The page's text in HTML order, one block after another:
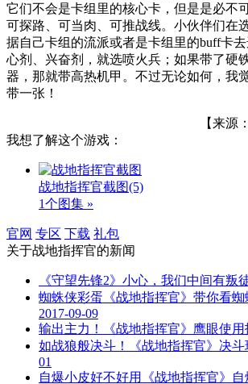
它们不会是卡组里的核心卡，但是是必不
可探路、可当肉、可推战线。小伙伴们在
据自己卡组的流派或者是卡组里的buff卡
心剂、兴奋剂，就选喷火兵；如果带了硬
器，那就带高热机甲。不过无论如何，我
带一张！
【来源
我想了解这个游戏：
战地指挥官截图(5)
1个图集 »
官网 专区 下载 礼包
关于战地指挥官的新闻
《守望先锋2》小心，我们中间有叛
蜘蛛侠彩蛋《战地指挥官》带你看
2017-09-09
输出主力！《战地指挥官》鹰眼使用
如战狼般决斗！《战地指挥官》决斗
01
自爆小皮好不好用《战地指挥官》